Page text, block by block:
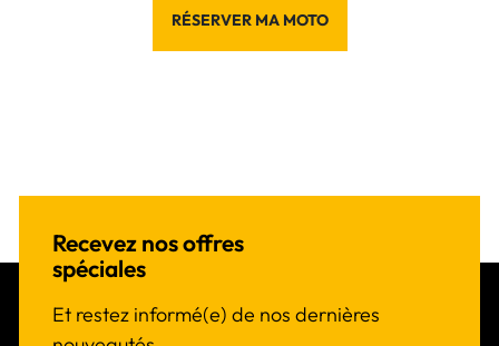
RÉSERVER MA MOTO
Recevez nos offres
spéciales
Et restez informé(e) de nos dernières